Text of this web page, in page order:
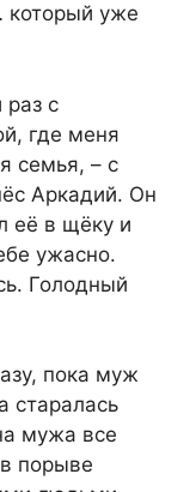
который уже
с
где меня
семья, – с
Аркадий. Он
её в щёку и
ужасно.
Голодный
пока муж
старалась
мужа все
порыве